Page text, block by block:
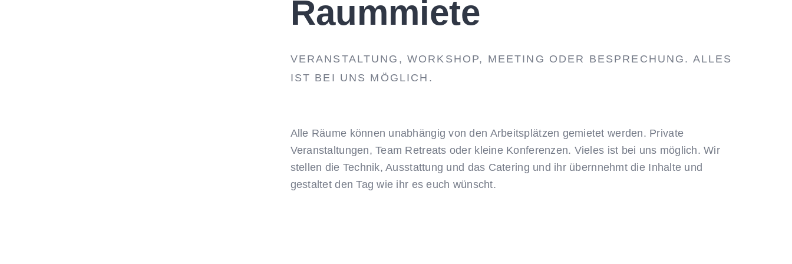
Raummiete
VERANSTALTUNG, WORKSHOP, MEETING ODER BESPRECHUNG. ALLES
IST BEI UNS MÖGLICH.
Alle Räume können unabhängig von den Arbeitsplätzen gemietet werden. Private
Veranstaltungen, Team Retreats oder kleine Konferenzen. Vieles ist bei uns möglich. Wir
stellen die Technik, Ausstattung und das Catering und ihr übernnehmt die Inhalte und
gestaltet den Tag wie ihr es euch wünscht.